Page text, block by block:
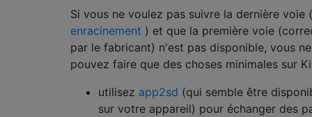
Si vous ne voulez pas suivre la dernière voie (
enracinement ) et que la première voie
par le fabricant) n'est pas disponible, vous ne
pouvez faire que des choses minimales sur
utilisez app2sd (qui semble être
sur votre appareil) pour échanger des